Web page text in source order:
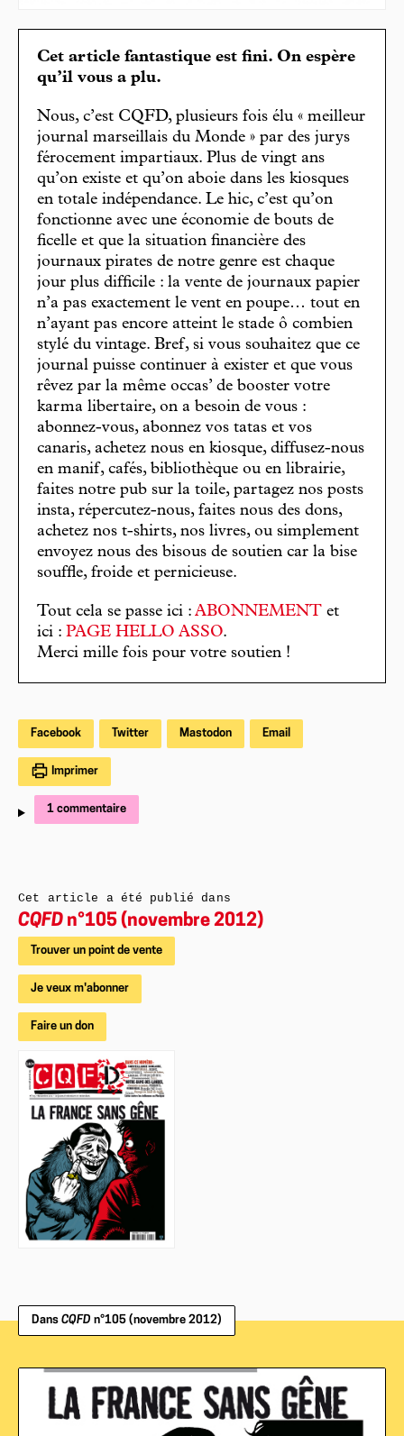
Cet article fantastique est fini. On espère
qu’il vous a plu.
Nous, c’est CQFD, plusieurs fois élu « meilleur
journal marseillais du Monde » par des jurys
férocement impartiaux. Plus de vingt ans
qu’on existe et qu’on aboie dans les kiosques
en totale indépendance. Le hic, c’est qu’on
fonctionne avec une économie de bouts de
ficelle et que la situation financière des
journaux pirates de notre genre est chaque
jour plus difficile : la vente de journaux papier
n’a pas exactement le vent en poupe… tout en
n’ayant pas encore atteint le stade ô combien
stylé du vintage. Bref, si vous souhaitez que ce
journal puisse continuer à exister et que vous
rêvez par la même occas’ de booster votre
karma libertaire, on a besoin de vous :
abonnez-vous, abonnez vos tatas et vos
canaris, achetez nous en kiosque, diffusez-nous
en manif, cafés, bibliothèque ou en librairie,
faites notre pub sur la toile, partagez nos posts
insta, répercutez-nous, faites nous des dons,
achetez nos t-shirts, nos livres, ou simplement
envoyez nous des bisous de soutien car la bise
souffle, froide et pernicieuse.
Tout cela se passe ici : ABONNEMENT et
ici : PAGE HELLO ASSO.
Merci mille fois pour votre soutien !
Facebook Twitter Mastodon Email
Imprimer
1 commentaire
Cet article a été publié dans
CQFD n°105 (novembre 2012)
Trouver un point de vente
Je veux m'abonner
Faire un don
Dans CQFD n°105 (novembre 2012)